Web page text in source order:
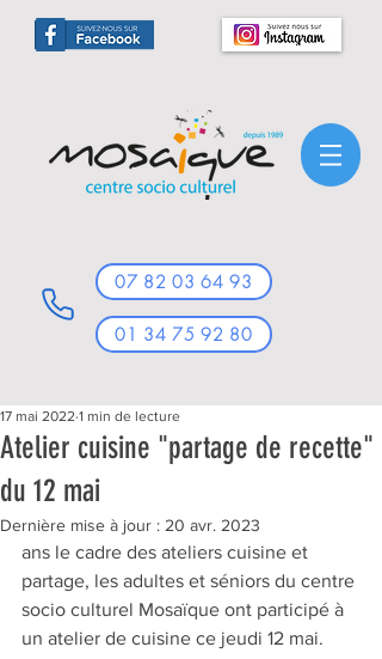
07 82 03 64 93
01 34 75 92 80
Atelier cuisine "partage de recette"
du 12 mai
17 mai 2022 1 min de lecture
Dernière mise à jour : 20 avr. 2023
ans le cadre des ateliers cuisine et
partage, les adultes et séniors du centre
socio culturel Mosaïque ont participé à
un atelier de cuisine ce jeudi 12 mai.